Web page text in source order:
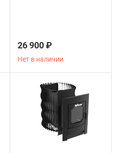
26 900 ₽
Нет в наличии